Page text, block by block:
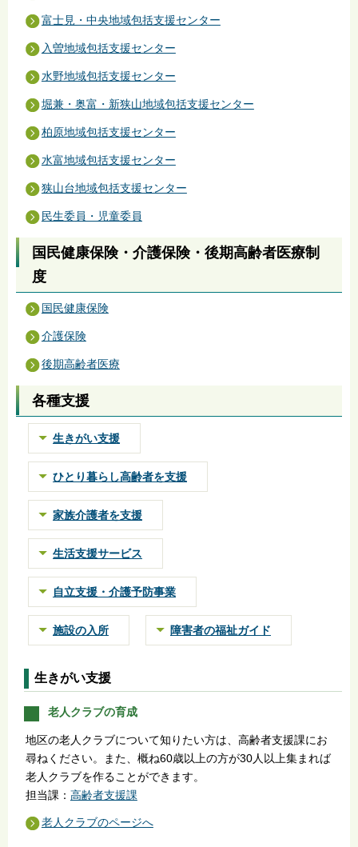
富士見・中央地域包括支援センター
入曽地域包括支援センター
水野地域包括支援センター
堀兼・奥富・新狭山地域包括支援センター
柏原地域包括支援センター
水富地域包括支援センター
狭山台地域包括支援センター
民生委員・児童委員
国民健康保険・介護保険・後期高齢者医療制
度
国民健康保険
介護保険
後期高齢者医療
各種支援
生きがい支援
ひとり暮らし高齢者を支援
家族介護者を支援
生活支援サービス
自立支援・介護予防事業
施設の入所 障害者の福祉ガイド
生きがい支援
老人クラブの育成
地区の老人クラブについて知りたい方は、高齢者支援課にお
尋ねください。また、概ね60歳以上の方が30人以上集まれば
老人クラブを作ることができます。
担当課： 高齢者支援課
老人クラブのページへ